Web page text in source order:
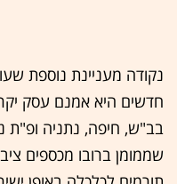
נקודה מעניינת נוספת
חדשים היא אמנם עסק
שממומן ברובו מכספים